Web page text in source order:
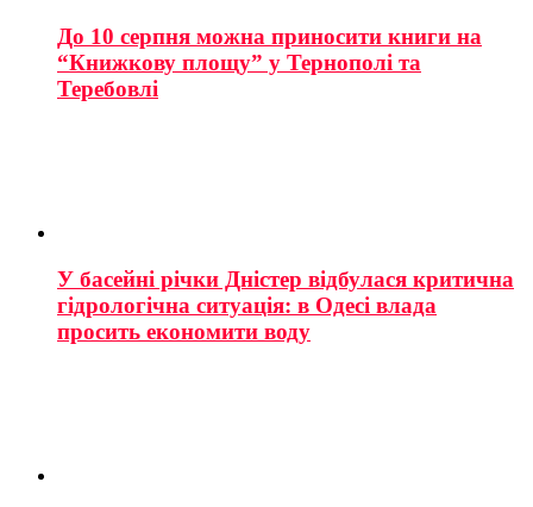
До 10 серпня можна приносити книги на
“Книжкову площу” у Тернополі та
Теребовлі
У басейні річки Дністер відбулася критична
гідрологічна ситуація: в Одесі влада
просить економити воду